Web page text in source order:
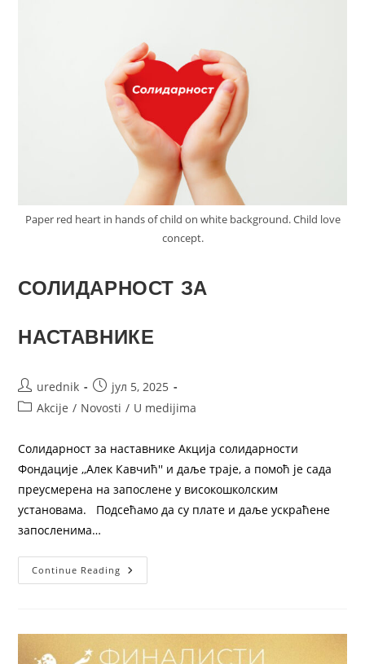
Paper red heart in hands of child on white background. Child love
concept.
СОЛИДАРНОСТ ЗА
НАСТАВНИКЕ
urednik
јул 5, 2025
Akcije / Novosti / U medijima
Солидарност за наставнике Акција солидарности
Фондације ,,Алек Кавчић'' и даље траје, а помоћ је сада
преусмерена на запослене у високошколским
установама. Подсећамо да су плате и даље ускраћене
запосленима…
Continue Reading